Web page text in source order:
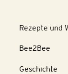
Rezepte und
Bee2Bee
Geschichte